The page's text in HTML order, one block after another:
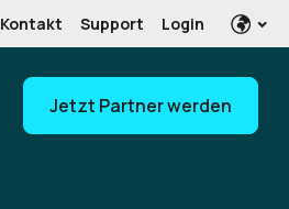
Kontakt Support Login
Jetzt Partner werden